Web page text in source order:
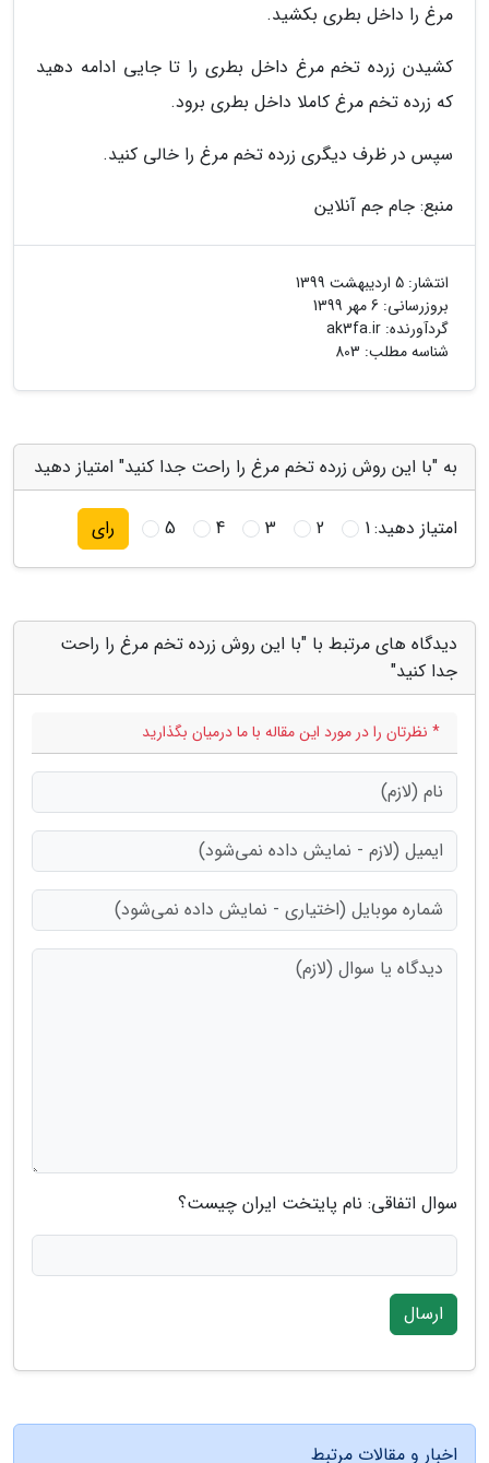
مرغ را داخل بطری بکشید.
کشیدن زرده تخم مرغ داخل بطری را تا جایی ادامه دهید
که زرده تخم مرغ کاملا داخل بطری برود.
سپس در ظرف دیگری زرده تخم مرغ را خالی کنید.
منبع: جام جم آنلاین
انتشار: 5 اردیبهشت 1399
بروزرسانی: 6 مهر 1399
گردآورنده: ak3fa.ir
شناسه مطلب: 803
به "با این روش زرده تخم مرغ را راحت جدا کنید" امتیاز دهید
امتیاز دهید:1
2
3
4
5 رای
دیدگاه های مرتبط با "با این روش زرده تخم مرغ را راحت
جدا کنید"
* نظرتان را در مورد این مقاله با ما درمیان بگذارید
سوال اتفاقی: نام پایتخت ایران چیست؟
ارسال
اخبار و مقالات مرتبط